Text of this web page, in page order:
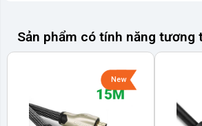
Sản phẩm có tính năng tương
New